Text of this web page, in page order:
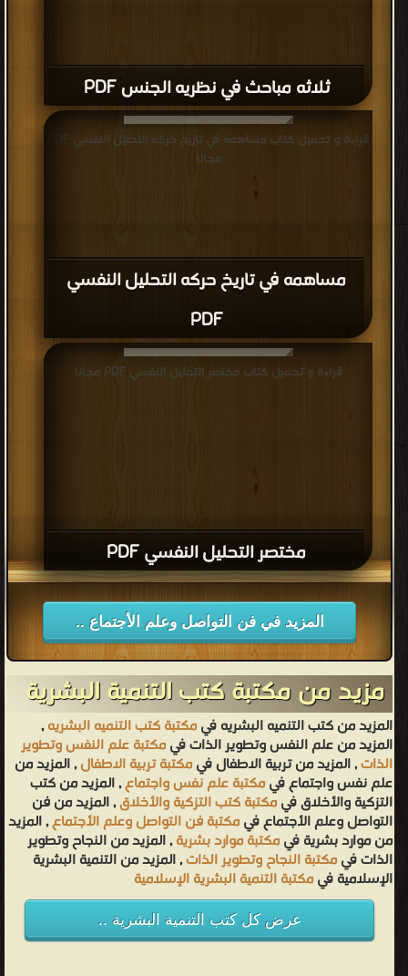
ثلاثه مباحث في نظريه الجنس PDF
مساهمه في تاريخ حركه التحليل النفسي
PDF
قراءة و تحميل كتاب مساهمه في تاريخ حركه التحليل النفسي PDF
مجانا
مختصر التحليل النفسي PDF
قراءة و تحميل كتاب مختصر التحليل النفسي PDF مجانا
المزيد في فن التواصل وعلم الأجتماع ..
مزيد من مكتبة كتب التنمية البشرية
المزيد من كتب التنميه البشريه فيمكتبة كتب التنميه البشريه,
المزيد من علم النفس وتطوير الذات فيمكتبة علم النفس وتطوير
الذات, المزيد من تربية الاطفال فيمكتبة تربية الاطفال, المزيد من
علم نفس واجتماع فيمكتبة علم نفس واجتماع, المزيد من كتب
التزكية والأخلاق فيمكتبة كتب التزكية والأخلاق, المزيد من فن
التواصل وعلم الأجتماع فيمكتبة فن التواصل وعلم الأجتماع, المزيد
من موارد بشرية فيمكتبة موارد بشرية, المزيد من النجاح وتطوير
الذات فيمكتبة النجاح وتطوير الذات, المزيد من التنمية البشرية
الإسلامية فيمكتبة التنمية البشرية الإسلامية
عرض كل كتب التنمية البشرية ..